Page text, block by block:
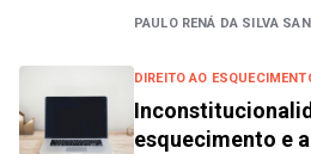
PAULO RENÁ DA SILVA
DIREITO AO
esquecimento e